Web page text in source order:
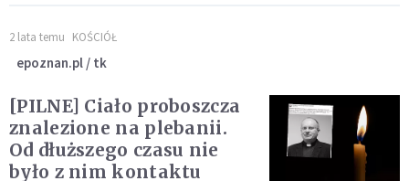
2 lata temu KOŚCIÓŁ
epoznan.pl / tk
[PILNE] Ciało proboszcza
znalezione na plebanii.
Od dłuższego czasu nie
było z nim kontaktu